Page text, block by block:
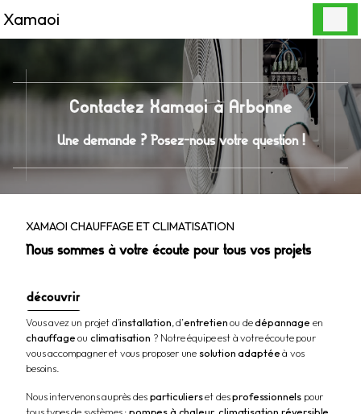
Xamaoi
Contactez Xamaoi à Arbonne
Une demande ? Posez-nous votre question !
XAMAOI CHAUFFAGE ET CLIMATISATION
Nous sommes à votre écoute pour tous vos projets
découvrir
Vous avez un projet d’installation , d’entretienou dedépannage en
chauffageou climatisation ? Notre équipe est à votre écoute pour
vous accompagner et vous proposer une solution adaptéeà vos
besoins.
Nous intervenons auprès desparticulierset desprofessionnels pour
tous types de systèmes :pompes à chaleur,climatisation réversible